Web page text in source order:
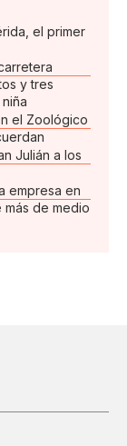
el primer
y tres
el Zoológico
Julián a los
empresa en
de medio